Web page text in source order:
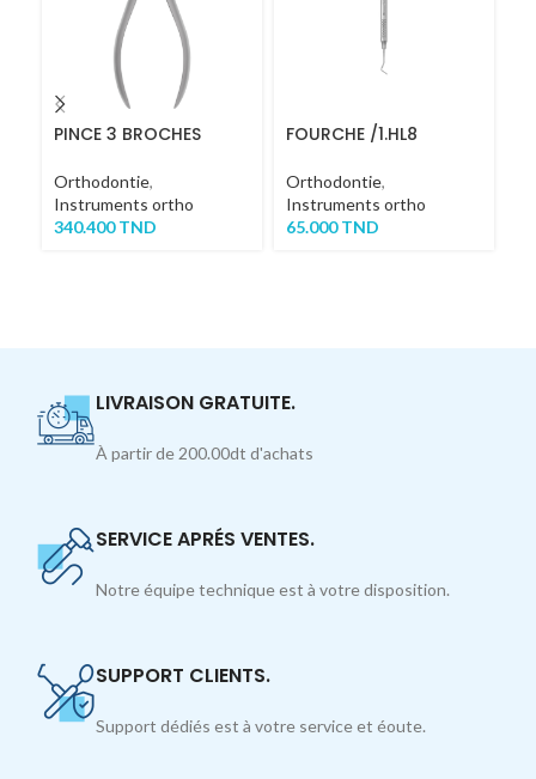
PINCE 3 BROCHES
Orthodontie,
Instruments ortho
340.400TND
FOURCHE /1.HL8
Orthodontie,
Instruments ortho
65.000TND
LIVRAISON GRATUITE.
À partir de 200.00dt d'achats
SERVICE APRÉS VENTES.
Notre équipe technique est à votre disposition.
SUPPORT CLIENTS.
Support dédiés est à votre service et éoute.